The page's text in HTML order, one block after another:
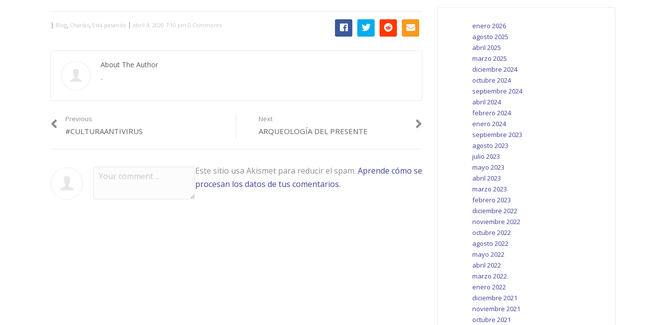
| Blog Charlas Está pasando | abril 4, 2020 7:10 pm 0 Comments
About The Author
-
Previous
#CULTURAANTIVIRUS
Next
ARQUEOLOGÍA DEL PRESENTE
Este sitio usa Akismet para reducir el spam. Aprende cómo se
procesan los datos de tus comentarios.
enero 2026
agosto 2025
abril 2025
marzo 2025
diciembre 2024
octubre 2024
septiembre 2024
abril 2024
febrero 2024
enero 2024
septiembre 2023
agosto 2023
julio 2023
mayo 2023
abril 2023
marzo 2023
febrero 2023
diciembre 2022
noviembre 2022
octubre 2022
agosto 2022
mayo 2022
abril 2022
marzo 2022
enero 2022
diciembre 2021
noviembre 2021
octubre 2021